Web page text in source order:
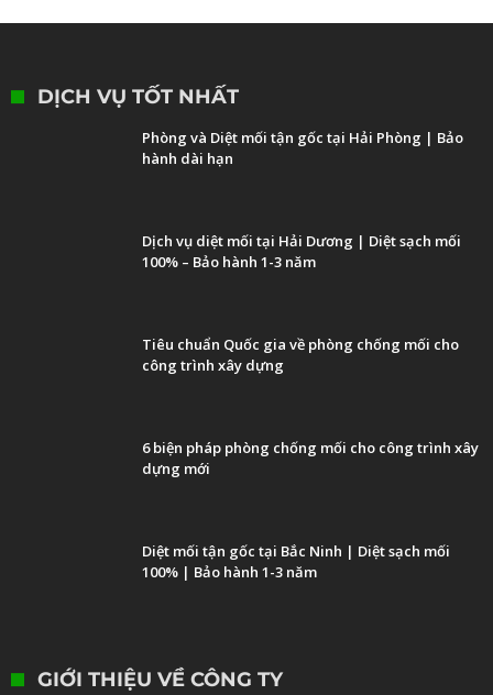
DỊCH VỤ TỐT NHẤT
Phòng và Diệt mối tận gốc tại Hải Phòng | Bảo
hành dài hạn
Dịch vụ diệt mối tại Hải Dương | Diệt sạch mối
100% – Bảo hành 1-3 năm
Tiêu chuẩn Quốc gia về phòng chống mối cho
công trình xây dựng
6 biện pháp phòng chống mối cho công trình xây
dựng mới
Diệt mối tận gốc tại Bắc Ninh | Diệt sạch mối
100% | Bảo hành 1-3 năm
GIỚI THIỆU VỀ CÔNG TY